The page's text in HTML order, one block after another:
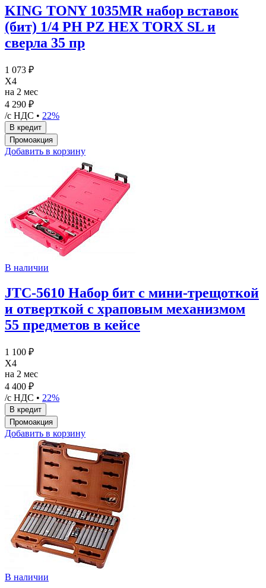
KING TONY 1035MR набор вставок
(бит) 1/4 PH PZ HEX TORX SL и
сверла 35 пр
1 073 ₽
X4
на 2 мес
4 290 ₽
/с НДС • 22%
Добавить в корзину
В наличии
JTC-5610 Набор бит c мини-трещоткой
и отверткой с храповым механизмом
55 предметов в кейсе
1 100 ₽
X4
на 2 мес
4 400 ₽
/с НДС • 22%
Добавить в корзину
В наличии